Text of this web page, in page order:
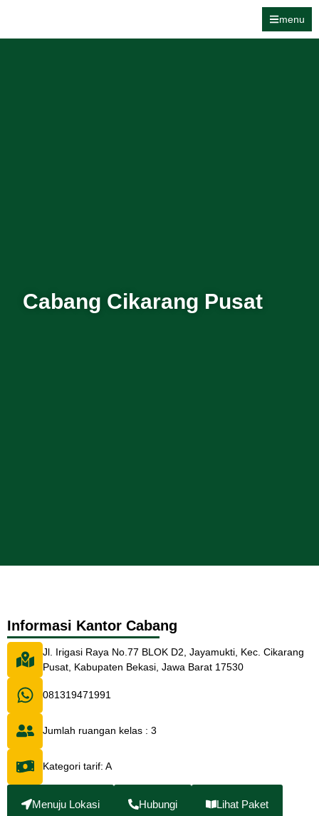
menu
Cabang Cikarang Pusat
Informasi Kantor Cabang
Jl. Irigasi Raya No.77 BLOK D2, Jayamukti, Kec. Cikarang
Pusat, Kabupaten Bekasi, Jawa Barat 17530
081319471991
Jumlah ruangan kelas : 3
Kategori tarif: A
Menuju Lokasi Hubungi Lihat Paket